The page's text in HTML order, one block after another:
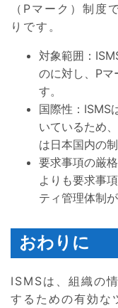
（Pマーク）制度
りです。
対象範囲：
のに対し、Pマ
す。
国際性：ISMS
いているため
は日本国内の制
要求事項の厳
よりも要求事
ティ管理体制
おわりに
ISMSは、組織の
するための有効な